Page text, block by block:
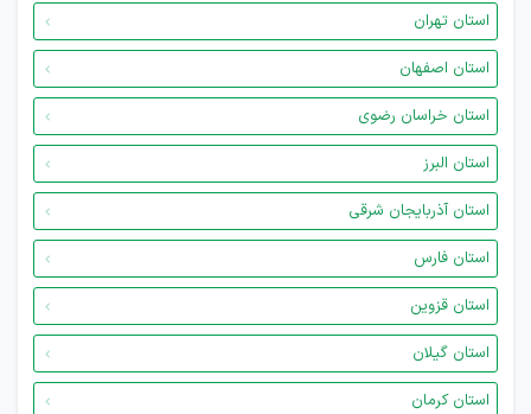
استان تهران
استان اصفهان
استان خراسان رضوی
استان البرز
استان آذربایجان شرقی
استان فارس
استان قزوین
استان گیلان
استان کرمان